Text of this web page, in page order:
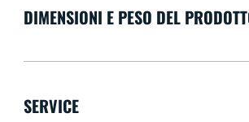
DIMENSIONI E PESO DEL
SERVICE